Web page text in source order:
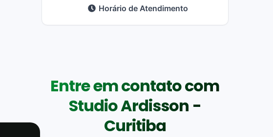
Horário de Atendimento
Entre em contato com
Studio Ardisson -
Curitiba